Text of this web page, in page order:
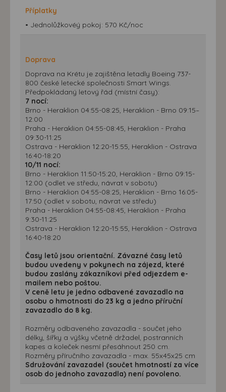
Příplatky
• Jednolůžkovéý pokoj: 570 Kč/noc
Doprava
Doprava na Krétu je zajištěna letadly Boeing 737-
800 české letecké společnosti Smart Wings.
Předpokládaný letový řád (místní časy):
7 nocí:
Brno - Heraklion 04:55-08:25, Heraklion - Brno 09:15–
12:00
Praha - Heraklion 04:55-08:45, Heraklion - Praha
09:30-11:25
Ostrava - Heraklion 12:20-15:55, Heraklion - Ostrava
16:40-18:20
10/11 nocí:
Brno - Heraklion 11:50-15:20, Heraklion - Brno 09:15-
12:00 (odlet ve středu, návrat v sobotu)
Brno - Heraklion 04:55-08:25, Heraklion - Brno 16:05-
17:50 (odlet v sobotu, návrat ve středu)
Praha - Heraklion 04:55-08:45, Heraklion - Praha
9:30-11:25
Ostrava - Heraklion 12:20-15:55, Heraklion - Ostrava
16:40-18:20
Časy letů jsou orientační. Závazné časy letů
budou uvedeny v pokynech na zájezd, které
budou zaslány zákazníkovi před odjezdem e-
mailem nebo poštou.
V ceně letu je jedno odbavené zavazadlo na
osobu o hmotnosti do 23 kg a jedno příruční
zavazadlo do 8 kg.
Rozměry odbaveného zavazadla - součet jeho
délky, šířky a výšky včetně držadel, postranních
kapes a koleček nesmí přesáhnout 250 cm.
Rozměry příručního zavazadla - max. 55x45x25 cm
Sdružování zavazadel (součet hmotností za více
osob do jednoho zavazadla) není povoleno.